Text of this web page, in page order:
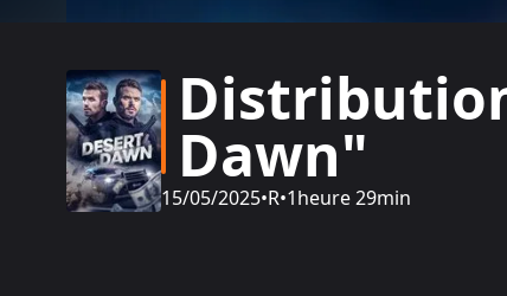
Dawn"
15/05/2025•R•1heure 29min